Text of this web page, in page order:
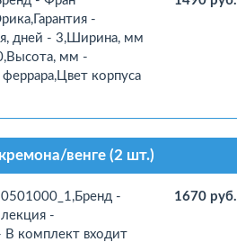
-
дней - 3,Ширина, мм
мм -
корпуса
венге (2 шт.)
-
-
В комплект входит
1670 руб.